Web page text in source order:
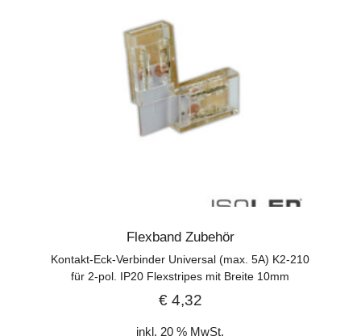
Flexband Zubehör
Kontakt-Eck-Verbinder Universal (max. 5A) K2-210
für 2-pol. IP20 Flexstripes mit Breite 10mm
€4,32
inkl. 20 % MwSt.